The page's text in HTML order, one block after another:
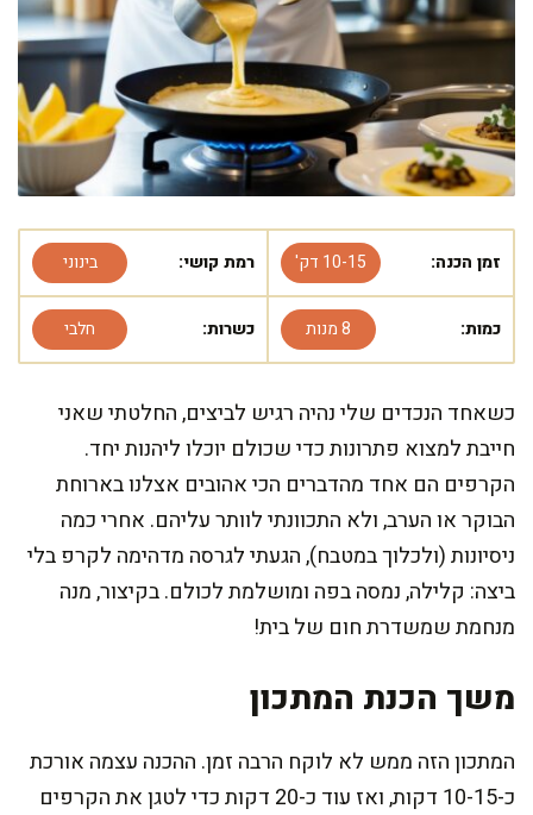
זמן הכנה: 10-15 דק' רמת קושי: בינוני
כמות: 8 מנות כשרות: חלבי
כשאחד הנכדים שלי נהיה רגיש לביצים, החלטתי שאני
חייבת למצוא פתרונות כדי שכולם יוכלו ליהנות יחד.
הקרפים הם אחד מהדברים הכי אהובים אצלנו בארוחת
הבוקר או הערב, ולא התכוונתי לוותר עליהם. אחרי כמה
ניסיונות (ולכלוך במטבח), הגעתי לגרסה מדהימה לקרפ בלי
ביצה: קלילה, נמסה בפה ומושלמת לכולם. בקיצור, מנה
מנחמת שמשדרת חום של בית!
משך הכנת המתכון
המתכון הזה ממש לא לוקח הרבה זמן. ההכנה עצמה אורכת
כ-10-15 דקות, ואז עוד כ-20 דקות כדי לטגן את הקרפים